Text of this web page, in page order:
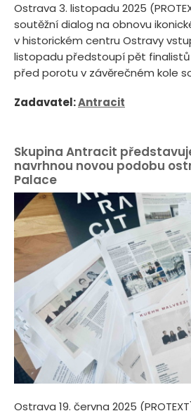
Ostrava 3. listopadu 2025
soutěžní dialog na obnovu
v historickém centru Ostravy
listopadu předstoupí pět finalistů
před porotu v závěrečném kole
Zadavatel:Antracit
Skupina Antracit
navrhnou novou podobu
Palace
Ostrava 19. června 2025